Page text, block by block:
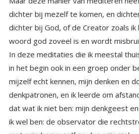
woord god zoveel is en wordt
In deze meditaties die ik meestal
in het begin ook in een groep onder
mijzelf echt kennen, mijn
denkpatronen, en ik leerde om
dat wat ik niet ben: mijn denkgeest
ik wel ben: de observator die